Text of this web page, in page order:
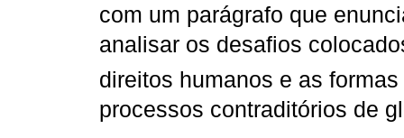
com um parágrafo que
analisar os desafios
direitos humanos e as
processos contraditórios de